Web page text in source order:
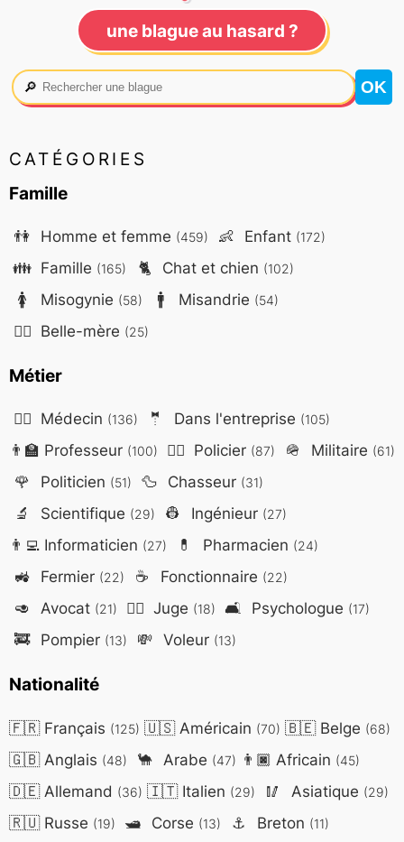
une blague au hasard ?
🔎
CATÉGORIES
Famille
👫 Homme et femme (459) 👶 Enfant (172)
👪 Famille (165) 🐈 Chat et chien (102)
🚺 Misogynie (58) 🚹 Misandrie (54)
🤷‍♀️ Belle-mère (25)
Métier
👨‍⚕️ Médecin (136) 🤵 Dans l'entreprise (105)
👨‍🏫 Professeur (100) 👮‍♂️ Policier (87) 🪖 Militaire (61)
🌹 Politicien (51) 🦆 Chasseur (31)
🔬 Scientifique (29) 👷 Ingénieur (27)
👨‍💻Informaticien (27) 💊 Pharmacien (24)
🚜 Fermier (22) ☕ Fonctionnaire (22)
🥑 Avocat (21) 👨‍⚖️ Juge (18) 🛋️ Psychologue (17)
🚒 Pompier (13) 💸 Voleur (13)
Nationalité
🇫🇷Français (125) 🇺🇸Américain (70) 🇧🇪Belge (68)
🇬🇧Anglais (48) 🐪 Arabe (47) 👨🏿 Africain (45)
🇩🇪Allemand (36) 🇮🇹Italien (29) 🥢 Asiatique (29)
🇷🇺Russe (19) 🛥️ Corse (13) ⚓ Breton (11)